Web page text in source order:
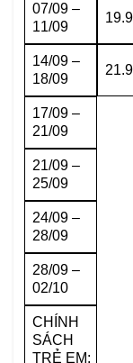
07/09 –
11/09
14/09 –
18/09
17/09 –
21/09
21/09 –
25/09
24/09 –
28/09
28/09 –
02/10
CHÍNH
SÁCH
TRẺ EM: